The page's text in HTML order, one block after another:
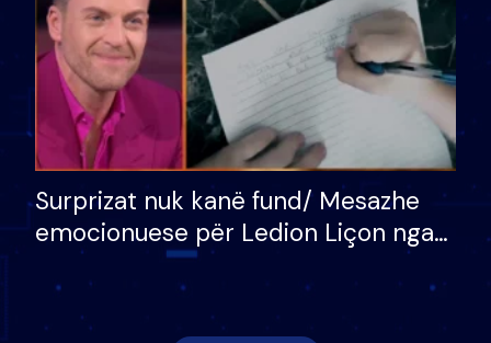
Surprizat nuk kanë fund/ Mesazhe
emocionuese për Ledion Liçon nga
nëna dhe fëmijët e tij, moderatori
nuk i mban dot lotët: Nuk meritoj…